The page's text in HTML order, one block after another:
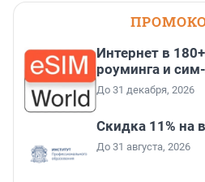
Интернет в
роуминга и
До 31 декабря, 2026
Скидка 11% на
До 31 августа, 2026